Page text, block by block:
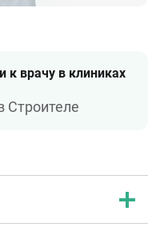
к врачу в клиниках
Строителе